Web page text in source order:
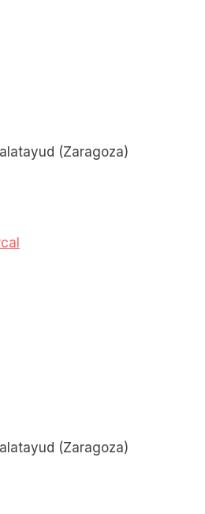
(Zaragoza)
(Zaragoza)